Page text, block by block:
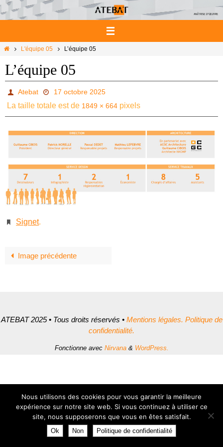
Passer
vers
le
HomeL'équipe 05 L’équipe 05
L’équipe 05
Atebat 17 octobre 2025
La taille totale est de 1849 × 664 pixels
Signet.
Image précédente
ATEBAT 2025 • Tous droits réservés • Mentions légales. Politique de
confidentialité.
Fonctionne avec Nirvana& WordPress.
Nous utilisons des cookies pour vous garantir la meilleure
expérience sur notre site web. Si vous continuez à utiliser ce
site, nous supposerons que vous en êtes satisfait.
Ok Non Politique de confidentialité